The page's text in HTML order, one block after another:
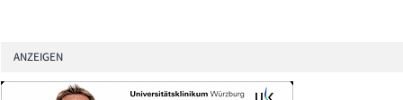
ANZEIGEN